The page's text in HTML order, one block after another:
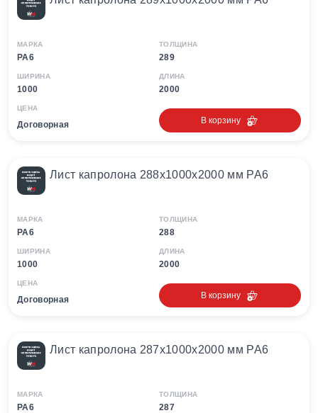
МАРКА
PA6
ТОЛЩИНА
289
ШИРИНА
1000
ДЛИНА
2000
ЦЕНА
Договорная В корзину
Лист капролона 288х1000х2000 мм PA6
МАРКА
PA6
ТОЛЩИНА
288
ШИРИНА
1000
ДЛИНА
2000
ЦЕНА
Договорная В корзину
Лист капролона 287х1000х2000 мм PA6
МАРКА
PA6
ТОЛЩИНА
287